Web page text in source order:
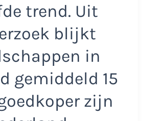
trend. Uit
blijkt
in
gemiddeld 15
zijn